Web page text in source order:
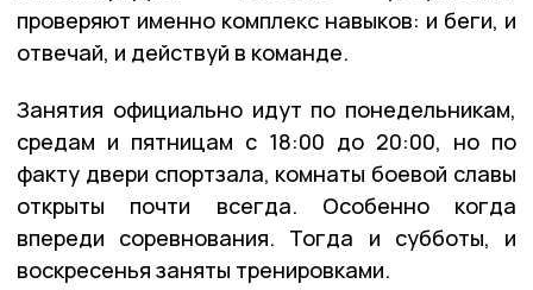
проверяют именно комплекс навыков: и беги, и
отвечай, и действуй в команде.
Занятия официально идут по понедельникам,
средам и пятницам с 18:00 до 20:00, но по
факту двери спортзала, комнаты боевой славы
открыты почти всегда. Особенно когда
впереди соревнования. Тогда и субботы, и
воскресенья заняты тренировками.